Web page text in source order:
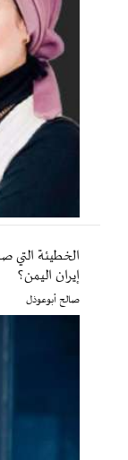
الخطيئة
إيران اليمن؟
صالح أبوعوذل